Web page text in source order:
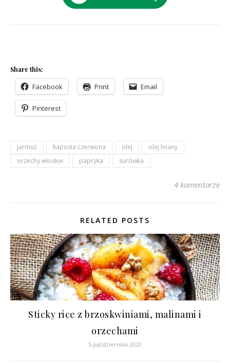
Share this:
Facebook Print Email
Pinterest
jarmuż kapusta czerwona olej
olej lniany
orzechy włoskie
papryka surówka
4 komentarze
RELATED POSTS
Sticky rice z brzoskwiniami, malinami i
orzechami
5 października 2020